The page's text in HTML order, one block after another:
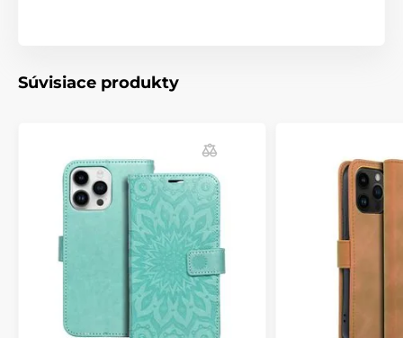
Súvisiace produkty